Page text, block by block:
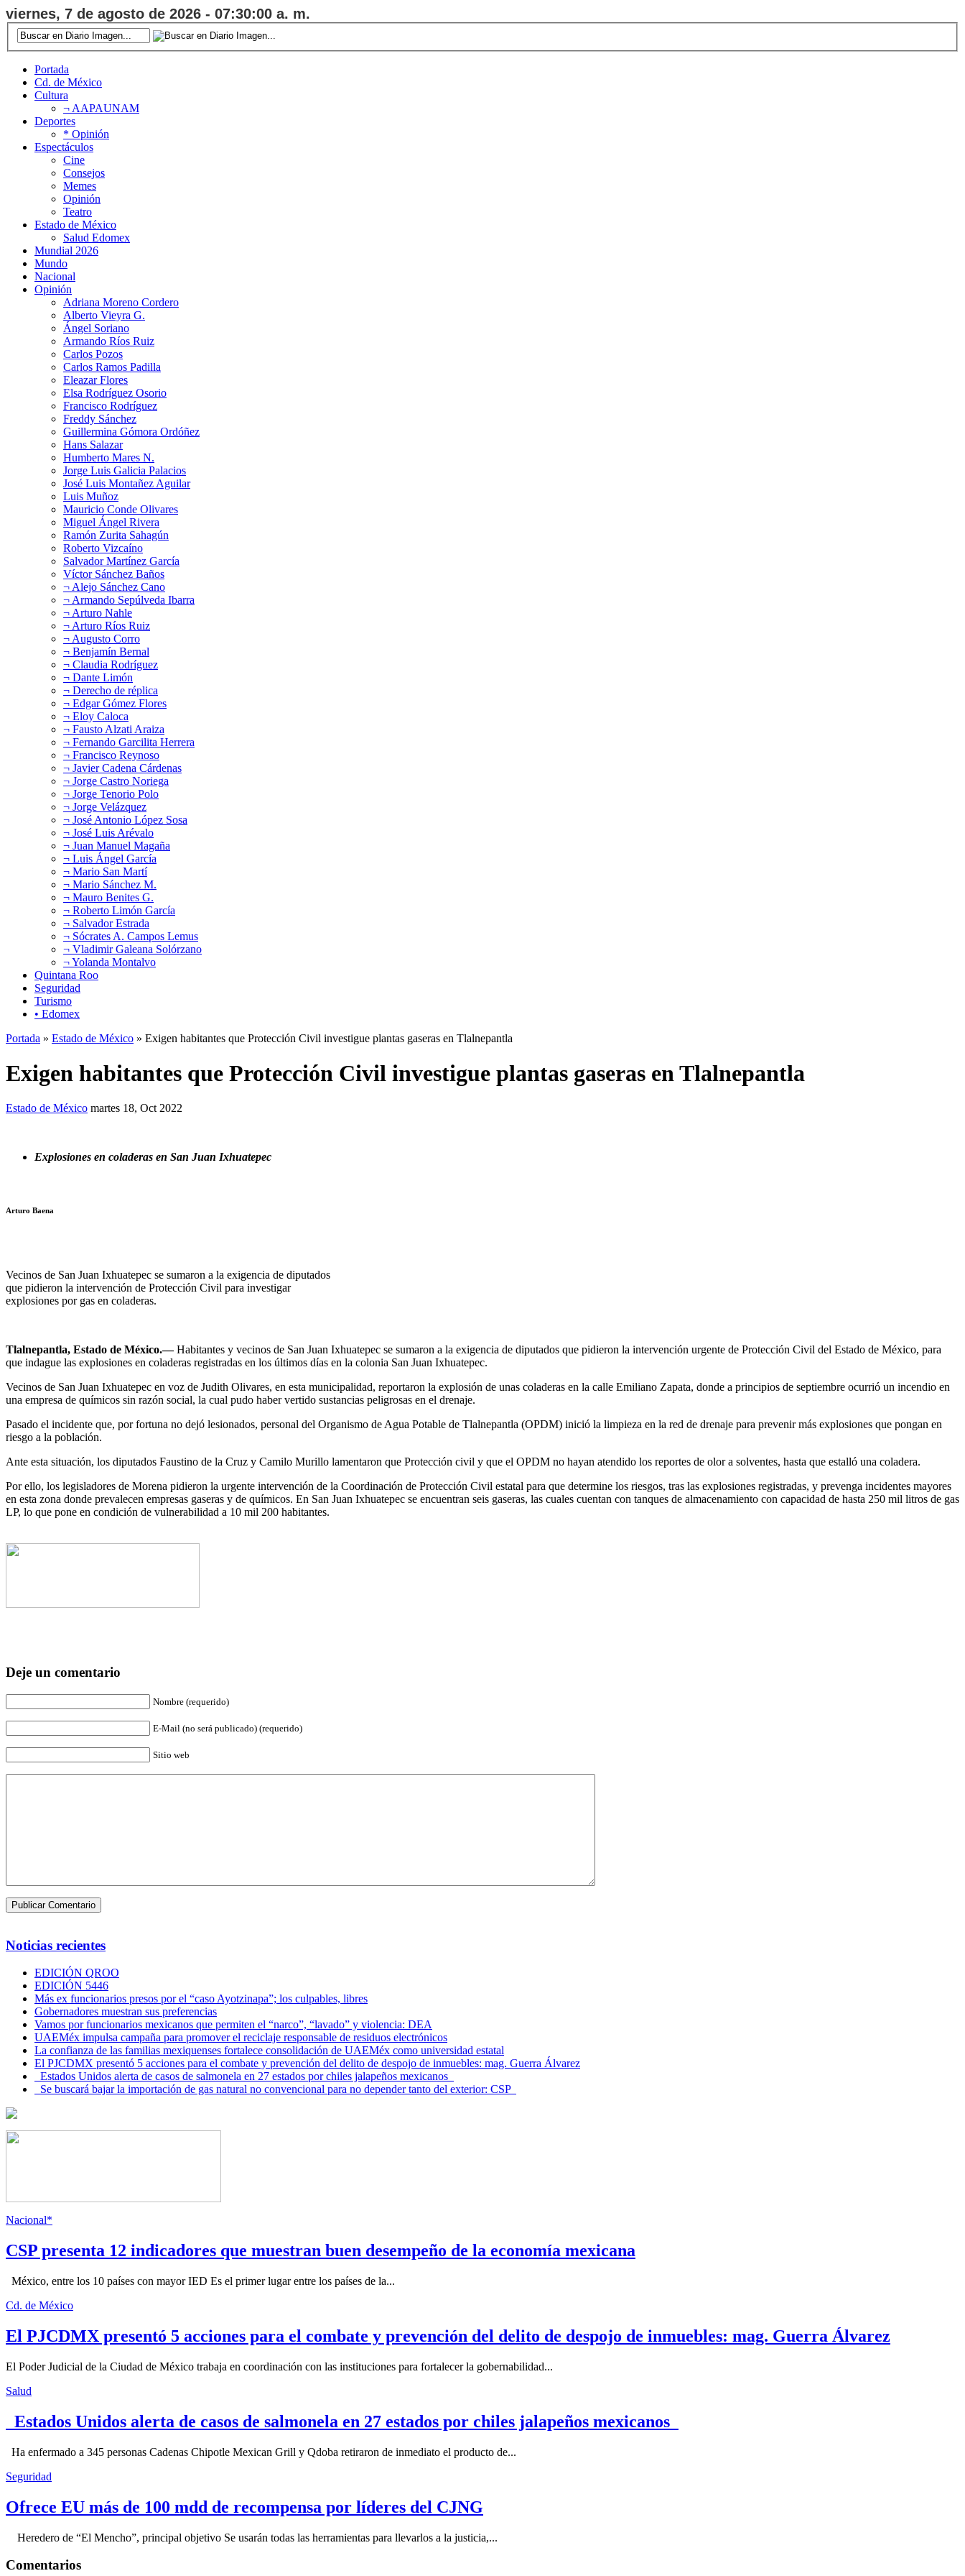
viernes, 7 de agosto de 2026 - 07:30:00 a. m.
Portada
Cd. de México
Cultura
¬ AAPAUNAM
Deportes
* Opinión
Espectáculos
Cine
Consejos
Memes
Opinión
Teatro
Estado de México
Salud Edomex
Mundial 2026
Mundo
Nacional
Opinión
Adriana Moreno Cordero
Alberto Vieyra G.
Ángel Soriano
Armando Ríos Ruiz
Carlos Pozos
Carlos Ramos Padilla
Eleazar Flores
Elsa Rodríguez Osorio
Francisco Rodríguez
Freddy Sánchez
Guillermina Gómora Ordóñez
Hans Salazar
Humberto Mares N.
Jorge Luis Galicia Palacios
José Luis Montañez Aguilar
Luis Muñoz
Mauricio Conde Olivares
Miguel Ángel Rivera
Ramón Zurita Sahagún
Roberto Vizcaíno
Salvador Martínez García
Víctor Sánchez Baños
¬ Alejo Sánchez Cano
¬ Armando Sepúlveda Ibarra
¬ Arturo Nahle
¬ Arturo Ríos Ruiz
¬ Augusto Corro
¬ Benjamín Bernal
¬ Claudia Rodríguez
¬ Dante Limón
¬ Derecho de réplica
¬ Edgar Gómez Flores
¬ Eloy Caloca
¬ Fausto Alzati Araiza
¬ Fernando Garcilita Herrera
¬ Francisco Reynoso
¬ Javier Cadena Cárdenas
¬ Jorge Castro Noriega
¬ Jorge Tenorio Polo
¬ Jorge Velázquez
¬ José Antonio López Sosa
¬ José Luis Arévalo
¬ Juan Manuel Magaña
¬ Luis Ángel García
¬ Mario San Martí
¬ Mario Sánchez M.
¬ Mauro Benites G.
¬ Roberto Limón García
¬ Salvador Estrada
¬ Sócrates A. Campos Lemus
¬ Vladimir Galeana Solórzano
¬ Yolanda Montalvo
Quintana Roo
Seguridad
Turismo
• Edomex
Portada » Estado de México » Exigen habitantes que Protección Civil investigue plantas gaseras en Tlalnepantla
Exigen habitantes que Protección Civil investigue plantas gaseras en Tlalnepantla
Estado de México martes 18, Oct 2022
Explosiones en coladeras en San Juan Ixhuatepec
Arturo Baena
Vecinos de San Juan Ixhuatepec se sumaron a la exigencia de diputados
que pidieron la intervención de Protección Civil para investigar
explosiones por gas en coladeras.
Tlalnepantla, Estado de México.—Habitantes y vecinos de San Juan Ixhuatepec se sumaron a la exigencia de diputados que pidieron la intervención urgente de Protección Civil del Estado de México, para
que indague las explosiones en coladeras registradas en los últimos días en la colonia San Juan Ixhuatepec.
Vecinos de San Juan Ixhuatepec en voz de Judith Olivares, en esta municipalidad, reportaron la explosión de unas coladeras en la calle Emiliano Zapata, donde a principios de septiembre ocurrió un incendio en
una empresa de químicos sin razón social, la cual pudo haber vertido sustancias peligrosas en el drenaje.
Pasado el incidente que, por fortuna no dejó lesionados, personal del Organismo de Agua Potable de Tlalnepantla (OPDM) inició la limpieza en la red de drenaje para prevenir más explosiones que pongan en
riesgo a la población.
Ante esta situación, los diputados Faustino de la Cruz y Camilo Murillo lamentaron que Protección civil y que el OPDM no hayan atendido los reportes de olor a solventes, hasta que estalló una coladera.
Por ello, los legisladores de Morena pidieron la urgente intervención de la Coordinación de Protección Civil estatal para que determine los riesgos, tras las explosiones registradas, y prevenga incidentes mayores
en esta zona donde prevalecen empresas gaseras y de químicos. En San Juan Ixhuatepec se encuentran seis gaseras, las cuales cuentan con tanques de almacenamiento con capacidad de hasta 250 mil litros de gas
LP, lo que pone en condición de vulnerabilidad a 10 mil 200 habitantes.
Deje un comentario
Nombre (requerido)
E-Mail (no será publicado) (requerido)
Sitio web
Noticias recientes
EDICIÓN QROO
EDICIÓN 5446
Más ex funcionarios presos por el “caso Ayotzinapa”; los culpables, libres
Gobernadores muestran sus preferencias
Vamos por funcionarios mexicanos que permiten el “narco”, “lavado” y violencia: DEA
UAEMéx impulsa campaña para promover el reciclaje responsable de residuos electrónicos
La confianza de las familias mexiquenses fortalece consolidación de UAEMéx como universidad estatal
El PJCDMX presentó 5 acciones para el combate y prevención del delito de despojo de inmuebles: mag. Guerra Álvarez
Estados Unidos alerta de casos de salmonela en 27 estados por chiles jalapeños mexicanos
Se buscará bajar la importación de gas natural no convencional para no depender tanto del exterior: CSP
Nacional*
CSP presenta 12 indicadores que muestran buen desempeño de la economía mexicana
México, entre los 10 países con mayor IED Es el primer lugar entre los países de la...
Cd. de México
El PJCDMX presentó 5 acciones para el combate y prevención del delito de despojo de inmuebles: mag. Guerra Álvarez
El Poder Judicial de la Ciudad de México trabaja en coordinación con las instituciones para fortalecer la gobernabilidad...
Salud
Estados Unidos alerta de casos de salmonela en 27 estados por chiles jalapeños mexicanos
Ha enfermado a 345 personas Cadenas Chipotle Mexican Grill y Qdoba retiraron de inmediato el producto de...
Seguridad
Ofrece EU más de 100 mdd de recompensa por líderes del CJNG
Heredero de “El Mencho”, principal objetivo Se usarán todas las herramientas para llevarlos a la justicia,...
Comentarios